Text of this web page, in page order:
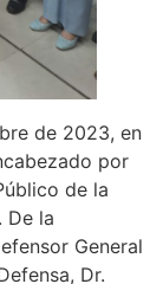
de 2023, en
por
de la
De la
General
Dr.